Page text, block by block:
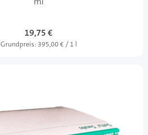
19,75 €
Grundpreis: 395,00 € / 1 l